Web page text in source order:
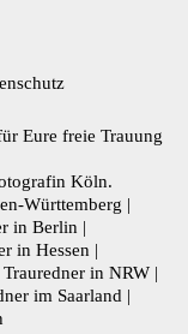
Eure freie Trauung
Köln.
Württemberg |
in Berlin |
in Hessen |
Trauredner in NRW |
im Saarland |